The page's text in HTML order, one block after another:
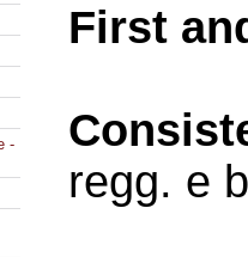
-
First
regg. e